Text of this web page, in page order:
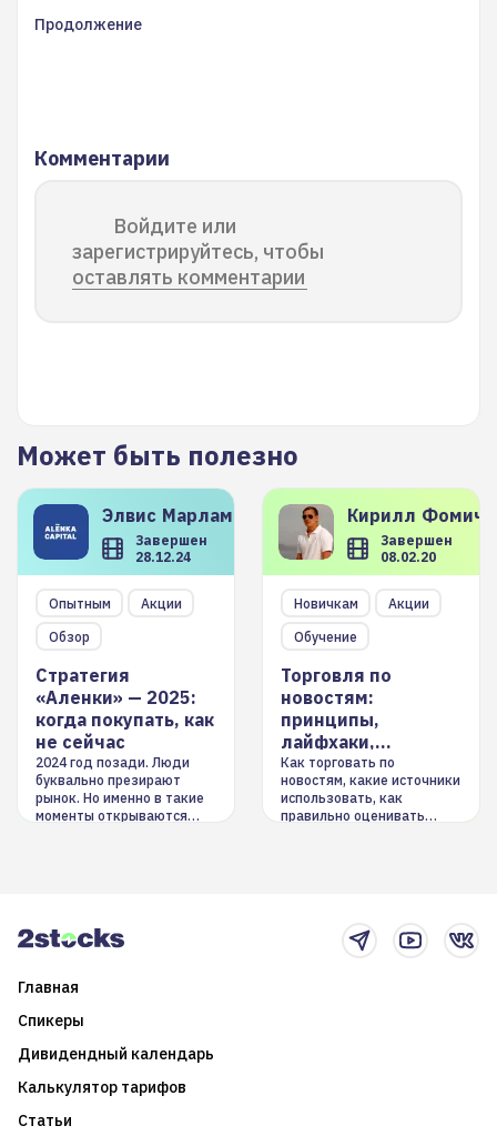
Продолжение
Комментарии
Войдите или
зарегистрируйтесь, чтобы
оставлять комментарии
Может быть полезно
Элвис Марламов
Завершен
28.12.24
Опытным
Акции
Обзор
Стратегия
«Аленки» — 2025:
когда покупать, как
не сейчас
2024 год позади. Люди
буквально презирают
рынок. Но именно в такие
моменты открываются
Кирилл
Завершен
08.02.20
Новичкам
Акции
Обучение
Торговля по
новостям:
принципы,
лайфхаки,
инструменты
Как торговать по
новостям, какие источники
использовать, как
правильно оценивать
Главная
Спикеры
Дивидендный календарь
Калькулятор тарифов
Статьи